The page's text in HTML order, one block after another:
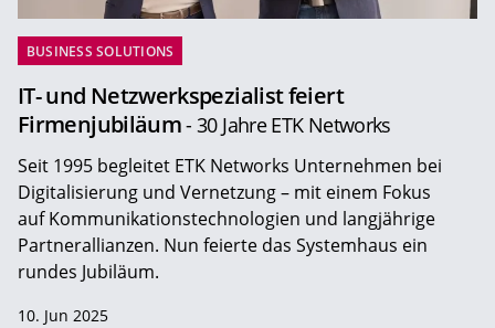
BUSINESS SOLUTIONS
IT- und Netzwerkspezialist feiert
Firmenjubiläum- 30 Jahre ETK Networks
Seit 1995 begleitet ETK Networks Unternehmen bei
Digitalisierung und Vernetzung – mit einem Fokus
auf Kommunikationstechnologien und langjährige
Partnerallianzen. Nun feierte das Systemhaus ein
rundes Jubiläum.
10. Jun 2025